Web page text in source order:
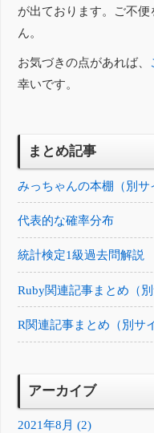
が出ております。ご不
ん。
お気づきの点があれば、
幸いです。
まとめ記事
みっちゃんの本棚（別サ
代表的な確率分布
統計検定1級過去問解説
Ruby関連記事まとめ（別
R関連記事まとめ（別サ
アーカイブ
2021年8月 (2)